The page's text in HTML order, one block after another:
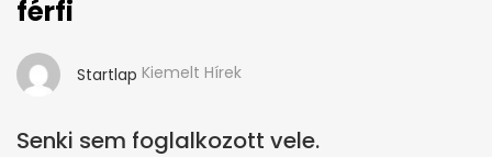
férfi
Startlap Kiemelt Hírek
Senki sem foglalkozott vele.